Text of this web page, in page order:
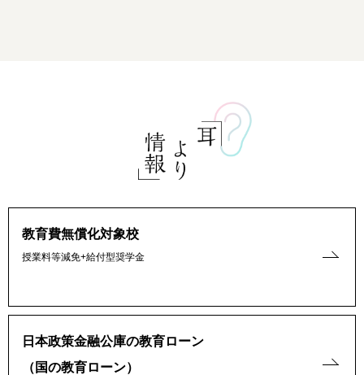
教育費無償化対象校
授業料等減免+給付型奨学金
日本政策金融公庫の教育ローン
（国の教育ローン）